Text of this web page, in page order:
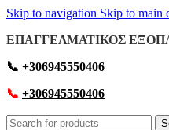
Skip to navigation Skip to main
ΕΠΑΓΓΕΛΜΑΤΙΚΟΣ
📞 +306945550406
📞 +306945550406